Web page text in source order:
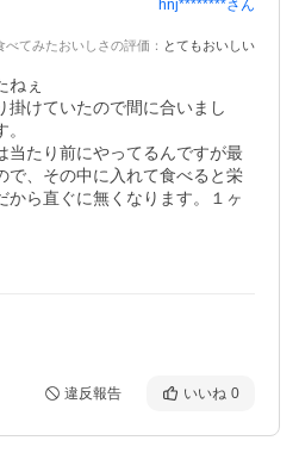
hnj********さん
べてみたおいしさの評価 ： とてもおいしい
ねぇ
掛けていたので間に合いまし
当たり前にやってるんですが最
で、その中に入れて食べると栄
から直ぐに無くなります。１ヶ
違反報告 いいね 0